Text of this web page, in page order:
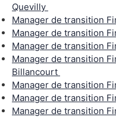
Quevilly
Manager de transition
Manager de transition
Manager de transition
Manager de transition
Billancourt
Manager de transition
Manager de transition
Manager de transition